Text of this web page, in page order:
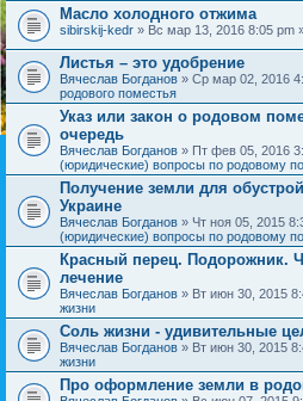
Масло холодного отжима
sibirskij-kedr » Вс мар 13, 2016 8:05 pm
Листья – это удобрение
Вячеслав Богданов » Ср мар 02, 2016
родового поместья
Указ или закон о родовом
очередь
Вячеслав Богданов » Пт фев 05, 2016
(юридические) вопросы по родовому
Получение земли для
Украине
Вячеслав Богданов » Чт ноя 05, 2015
(юридические) вопросы по родовому
Красный перец. Подорожник.
лечение
Вячеслав Богданов » Вт июн 30, 2015
жизни
Соль жизни - удивительные
Вячеслав Богданов » Вт июн 30, 2015
жизни
Про оформление земли в